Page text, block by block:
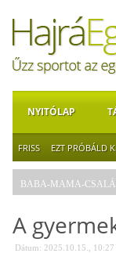
NYITÓLAP
FRISS EZT PRÓBÁLD
BABA-MAMA-
A
Dátum: 2025.10.15., 10:27